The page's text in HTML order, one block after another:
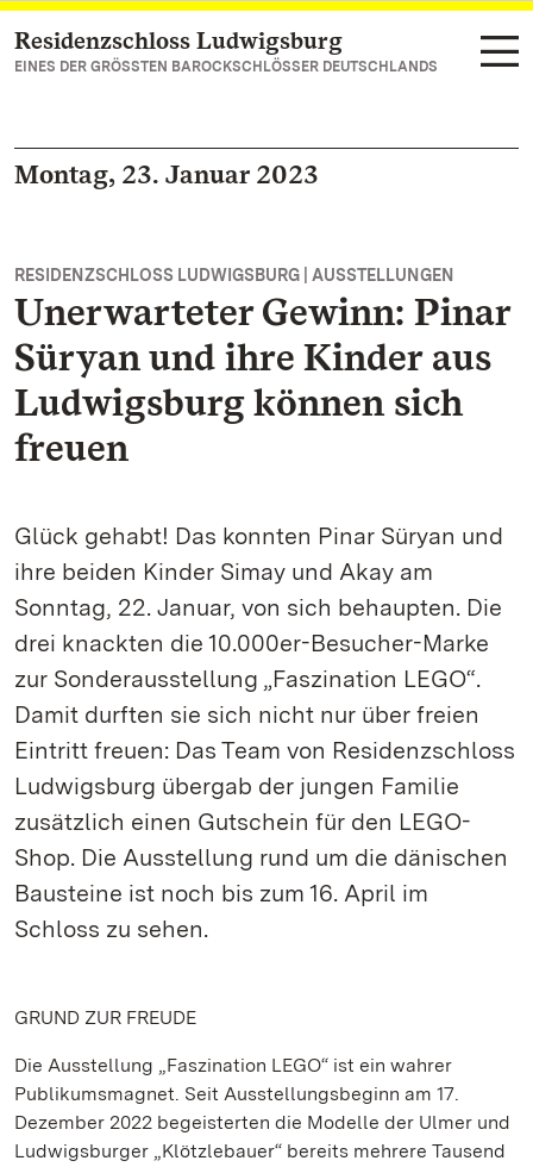
Zum Hauptinhalt springen
Residenzschloss Ludwigsburg
EINES DER GRÖSSTEN BAROCKSCHLÖSSER DEUTSCHLANDS
Montag, 23. Januar 2023
RESIDENZSCHLOSS LUDWIGSBURG | AUSSTELLUNGEN
Unerwarteter Gewinn: Pinar
Süryan und ihre Kinder aus
Ludwigsburg können sich
freuen
Glück gehabt! Das konnten Pinar Süryan und
ihre beiden Kinder Simay und Akay am
Sonntag, 22. Januar, von sich behaupten. Die
drei knackten die 10.000er-Besucher-Marke
zur Sonderausstellung „Faszination LEGO“.
Damit durften sie sich nicht nur über freien
Eintritt freuen: Das Team von Residenzschloss
Ludwigsburg übergab der jungen Familie
zusätzlich einen Gutschein für den LEGO-
Shop. Die Ausstellung rund um die dänischen
Bausteine ist noch bis zum 16. April im
Schloss zu sehen.
GRUND ZUR FREUDE
Die Ausstellung „Faszination LEGO“ ist ein wahrer
Publikumsmagnet. Seit Ausstellungsbeginn am 17.
Dezember 2022 begeisterten die Modelle der Ulmer und
Ludwigsburger „Klötzlebauer“ bereits mehrere Tausend